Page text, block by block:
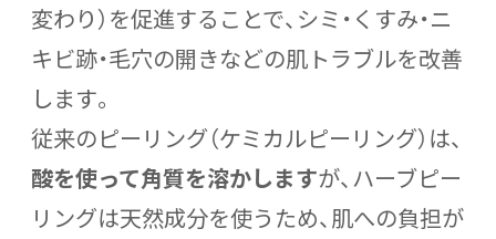
変わり）を促進することで、シミ・くすみ・ニ
キビ跡・毛穴の開きなどの肌トラブルを改善
します。
従来のピーリング（ケミカルピーリング）は、
酸を使って角質を溶かしますが、ハーブピー
リングは天然成分を使うため、肌への負担が